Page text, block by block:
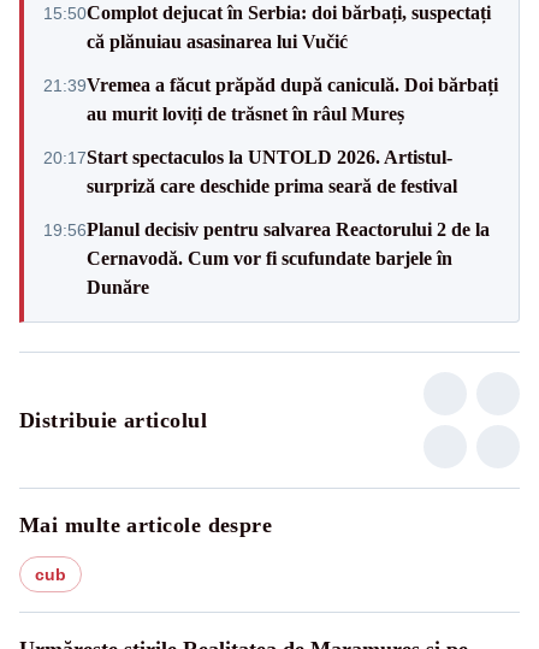
15:50Complot dejucat în Serbia: doi bărbați, suspectați
că plănuiau asasinarea lui Vučić
21:39Vremea a făcut prăpăd după caniculă. Doi bărbați
au murit loviți de trăsnet în râul Mureș
20:17Start spectaculos la UNTOLD 2026. Artistul-
surpriză care deschide prima seară de festival
19:56Planul decisiv pentru salvarea Reactorului 2 de la
Cernavodă. Cum vor fi scufundate barjele în
Dunăre
Distribuie articolul
Mai multe articole despre
cub